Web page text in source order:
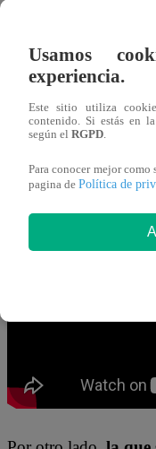
La
hacer las cosas bien
mirarla con
En lo que esto
espera ganarse su
fue calmando
momento
Techi interrumpió lo
Usamos
experiencia.
Este sitio utiliza
contenido. Si estás en la
según el RGPD
Para conocer mejor
pagina de Política de